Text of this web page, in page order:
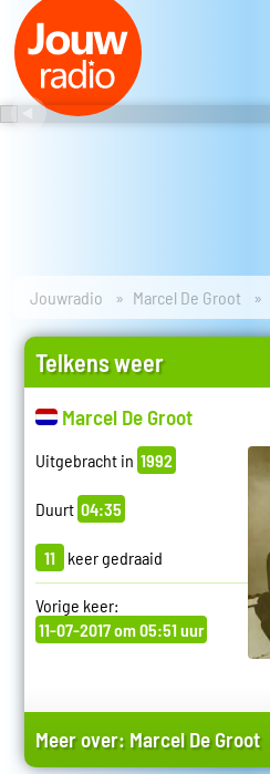
Jouwradio Marcel De Groot
Telkens weer
Marcel De Groot
Uitgebracht in 1992
Duurt 04:35
11 keer gedraaid
Vorige keer:
11-07-2017 om 05:51 uur
Meer over: Marcel De Groot